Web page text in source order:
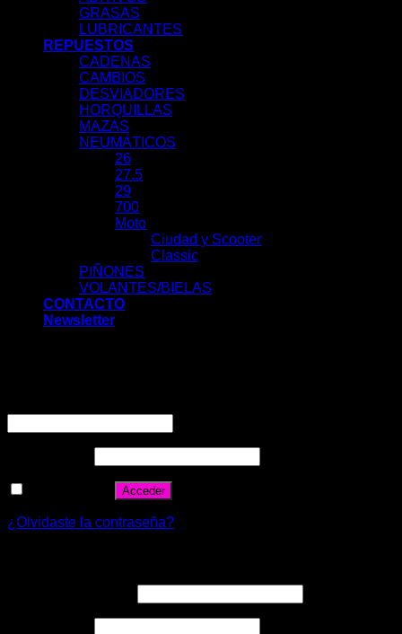
GRASAS
LUBRICANTES
REPUESTOS
CADENAS
CAMBIOS
DESVIADORES
HORQUILLAS
MAZAS
NEUMÁTICOS
26
27.5
29
700
Moto
Ciudad y Scooter
Classic
PIÑONES
VOLANTES/BIELAS
CONTACTO
Newsletter
Acceder
¿Olvidaste la contraseña?